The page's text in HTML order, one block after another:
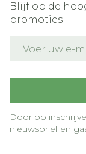
Blijf op de
promoties
Door op
nieuwsbrief en